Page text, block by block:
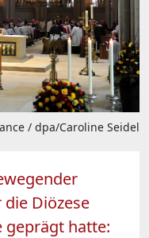
/ dpa/Caroline Seidel
Diözese
geprägt hatte: